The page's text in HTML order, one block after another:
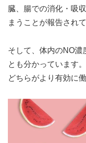
臓、腸での消化・吸
まうことが報告されて
そして、体内のNO濃
とも分かっています
どちらがより有効に